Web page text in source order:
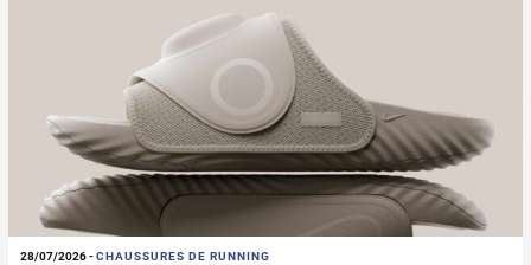
28/07/2026-CHAUSSURES DE RUNNING